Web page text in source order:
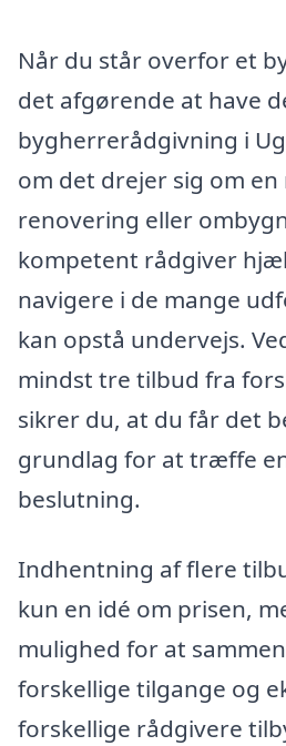
Når du står overfor et
det afgørende at have
bygherrerådgivning i
om det drejer sig om
renovering eller
kompetent rådgiver
navigere i de mange
kan opstå undervejs.
mindst tre tilbud fra
sikrer du, at du får det
grundlag for at træffe
beslutning.
Indhentning af flere
kun en idé om prisen,
mulighed for at
forskellige tilgange og
forskellige rådgivere